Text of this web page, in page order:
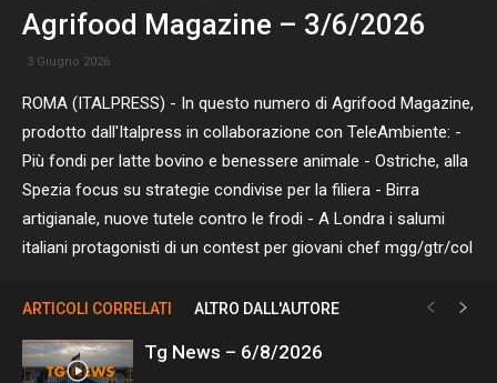
Agrifood Magazine – 3/6/2026
3 Giugno 2026
ROMA (ITALPRESS) - In questo numero di Agrifood Magazine,
prodotto dall'Italpress in collaborazione con TeleAmbiente: -
Più fondi per latte bovino e benessere animale - Ostriche, alla
Spezia focus su strategie condivise per la filiera - Birra
artigianale, nuove tutele contro le frodi - A Londra i salumi
italiani protagonisti di un contest per giovani chef mgg/gtr/col
ARTICOLI CORRELATI ALTRO DALL'AUTORE
Tg News – 6/8/2026